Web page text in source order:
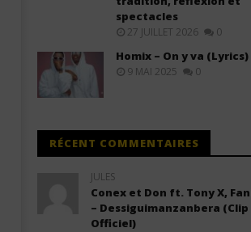
spectacles
27 JUILLET 2026 0
Homix – On y va (Lyrics)
9 MAI 2025 0
RÉCENT COMMENTAIRES
JULES
Conex et Don ft. Tony X,
– Dessiguimanzanbera (Clip
Officiel)